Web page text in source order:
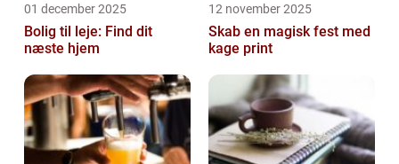
01 december 2025
Bolig til leje: Find dit
næste hjem
12 november 2025
Skab en magisk fest med
kage print